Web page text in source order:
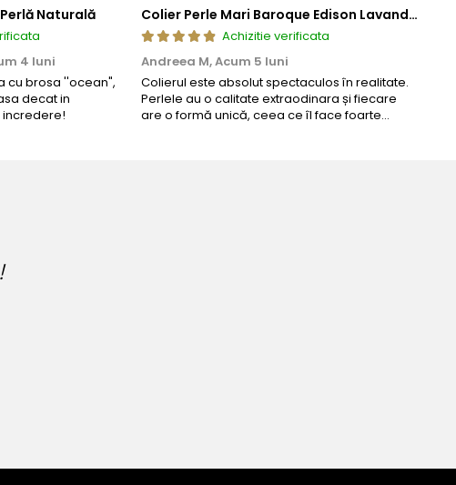
Naturală
4 luni
cu brosa ''ocean",
decat in
Colier Perle Mari Baroque Edison Lavandă, Calitatea AAA, Aur 14K | KASKADDA®
Achizitie verificata
Andreea M,Acum 5 luni
Colierul este absolut spectaculos în realitate.
Perlele au o calitate extraodinara și fiecare
are o formă unică, ceea ce îl face foarte